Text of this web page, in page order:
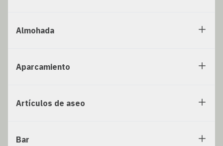
Almohada
Aparcamiento
Artículos de aseo
Bar